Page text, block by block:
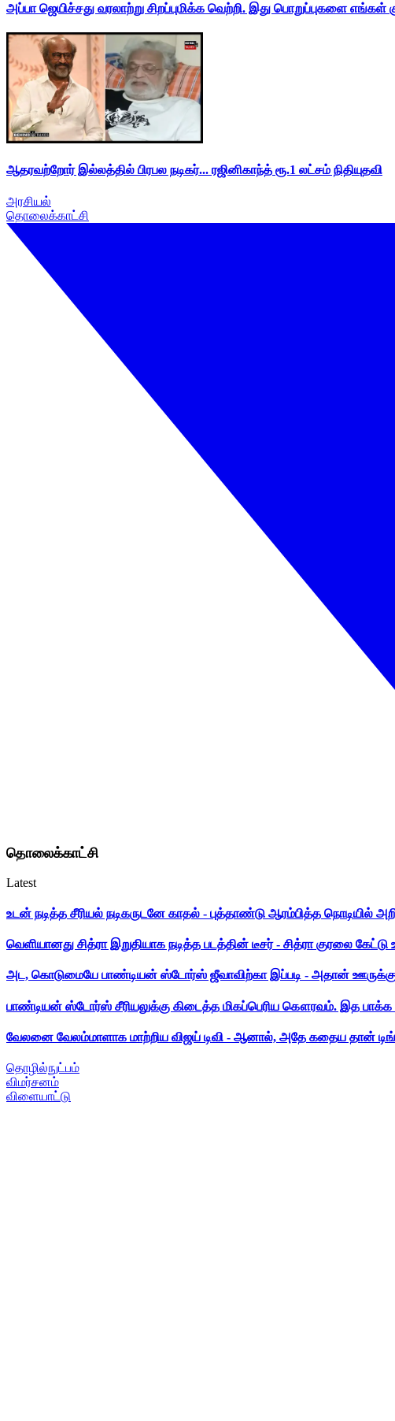
அப்பா ஜெயிச்சது வரலாற்று சிறப்புமிக்க வெற்றி. இது பொறுப்புகளை
ஆதரவற்றோர் இல்லத்தில் பிரபல நடிகர்... ரஜினிகாந்த் ரூ.1 லட்சம் நிதியுதவி
அரசியல்
தொலைக்காட்சி
தொலைக்காட்சி
Latest
உடன் நடித்த சீரியல் நடிகருடனே காதல் - புத்தாண்டு ஆரம்பித்த நொடியில்
வெளியானது சித்ரா இறுதியாக நடித்த படத்தின் டீசர் - சித்ரா குரலை கேட்டு
அட, கொடுமையே பாண்டியன் ஸ்டோர்ஸ் ஜீவாவிற்கா இப்படி - அதான் ஊருக்கு
பாண்டியன் ஸ்டோர்ஸ் சீரியலுக்கு கிடைத்த மிகப்பெரிய கௌரவம். இத
வேலனை வேலம்மாளாக மாற்றிய விஜய் டிவி - ஆனால், அதே கதைய தான்
தொழில்நுட்பம்
விமர்சனம்
விளையாட்டு